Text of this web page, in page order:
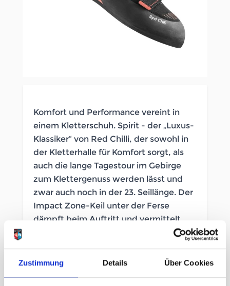
Zustimmung Details Über Cookies
Komfort und Performance vereint in
einem Kletterschuh. Spirit - der „Luxus-
Klassiker“ von Red Chilli, der sowohl in
der Kletterhalle für Komfort sorgt, als
auch die lange Tagestour im Gebirge
zum Klettergenuss werden lässt und
zwar auch noch in der 23. Seillänge. Der
Impact Zone-Keil unter der Ferse
dämpft beim Auftritt und vermittelt
Artikelnummer LB_364291068